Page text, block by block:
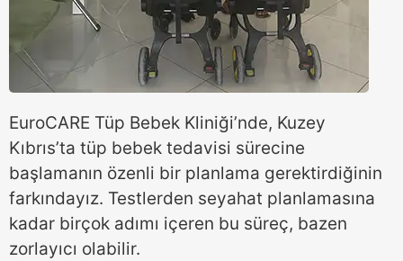
EuroCARE Tüp Bebek Kliniği’nde, Kuzey
Kıbrıs’ta tüp bebek tedavisi sürecine
başlamanın özenli bir planlama gerektirdiğinin
farkındayız. Testlerden seyahat planlamasına
kadar birçok adımı içeren bu süreç, bazen
zorlayıcı olabilir.